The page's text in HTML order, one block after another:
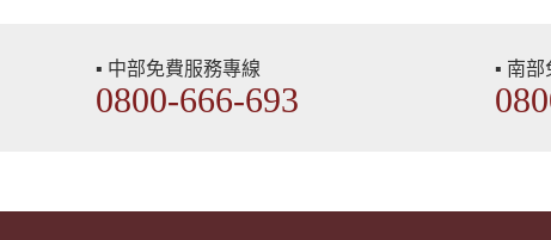
▪ 中部免費服務專線
0800-666-693
▪ 南